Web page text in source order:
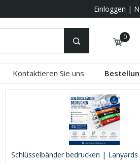
Einloggen |
0
Kontaktieren Sie uns
Schlüsselbänder bedrucken |